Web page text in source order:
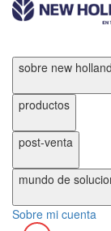
sobre new holland
productos
post-venta
mundo de
Sobre mi cuenta